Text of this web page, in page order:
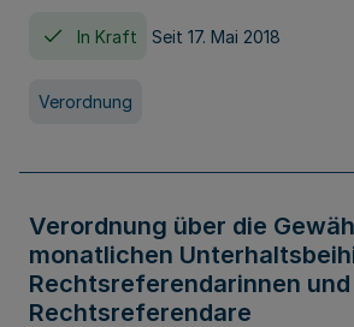
In Kraft Seit 17. Mai 2018
Verordnung
Verordnung über die
monatlichen
Rechtsreferendarinnen und
Rechtsreferendare